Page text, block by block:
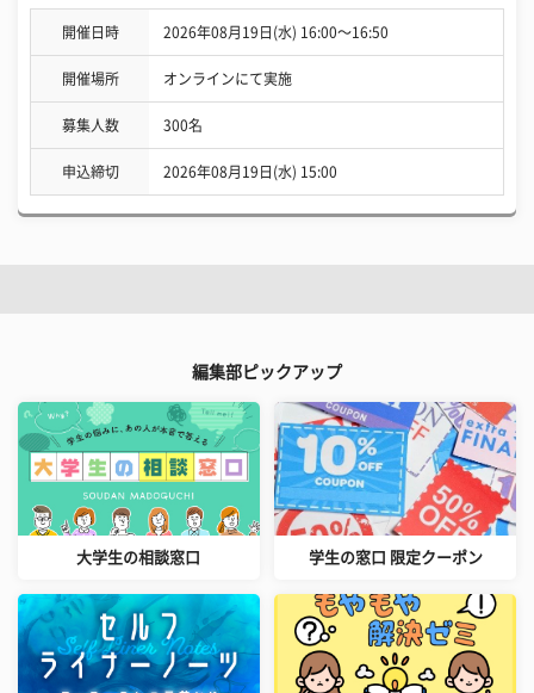
開催日時 2026年08月19日(水) 16:00〜16:50
開催場所 オンラインにて実施
募集人数 300名
申込締切 2026年08月19日(水) 15:00
編集部ピックアップ
大学生の相談窓口 学生の窓口 限定クーポン